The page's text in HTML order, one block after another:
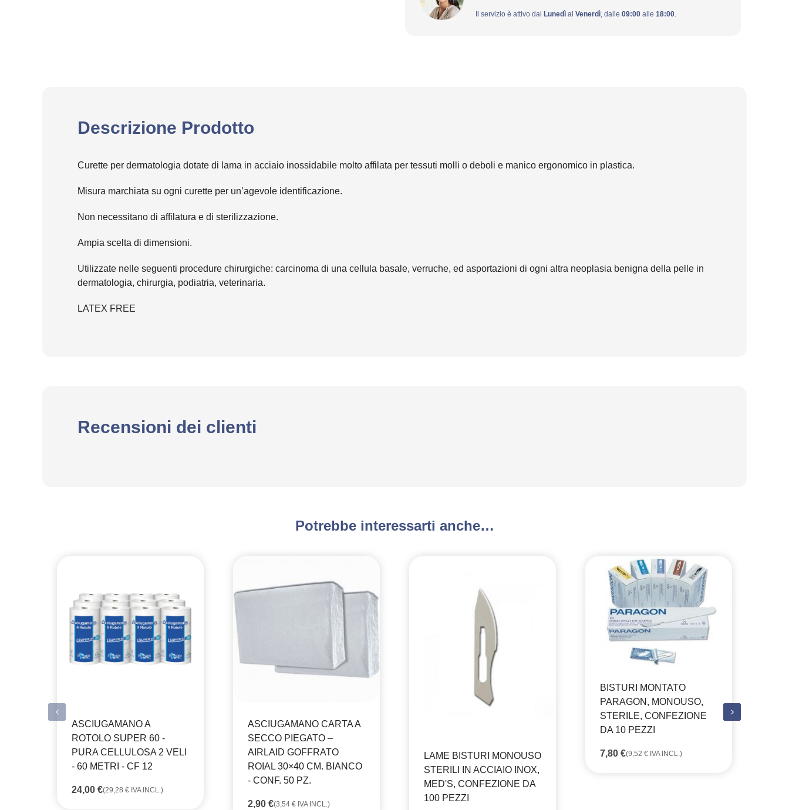
Il servizio è attivo dal Lunedìal Venerdì, dalle 09:00alle 18:00.
Descrizione Prodotto
Curette per dermatologia dotate di lama in acciaio inossidabile molto affilata per tessuti molli o deboli e manico ergonomico in plastica.
Misura marchiata su ogni curette per un’agevole identificazione.
Non necessitano di affilatura e di sterilizzazione.
Ampia scelta di dimensioni.
Utilizzate nelle seguenti procedure chirurgiche: carcinoma di una cellula basale, verruche, ed asportazioni di ogni altra neoplasia benigna della pelle in
dermatologia, chirurgia, podiatria, veterinaria.
LATEX FREE
Recensioni dei clienti
Potrebbe interessarti anche…
ASCIUGAMANO A
ROTOLO SUPER 60 -
PURA CELLULOSA 2 VELI
- 60 METRI - CF 12
24,00 €(29,28 € IVA INCL.)
ASCIUGAMANO CARTA A
SECCO PIEGATO –
AIRLAID GOFFRATO
ROIAL 30×40 CM. BIANCO
- CONF. 50 PZ.
2,90 €(3,54 € IVA INCL.)
LAME BISTURI MONOUSO
STERILI IN ACCIAIO INOX,
MED'S, CONFEZIONE DA
100 PEZZI
BISTURI MONTATO
PARAGON, MONOUSO,
STERILE, CONFEZIONE
DA 10 PEZZI
7,80 €(9,52 € IVA INCL.)